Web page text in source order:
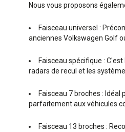
Nous vous proposons
Faisceau universel :
anciennes Volkswagen Golf
Faisceau spécifique :
radars de recul et les
Faisceau 7 broches :
parfaitement aux véhicules
Faisceau 13 broches :